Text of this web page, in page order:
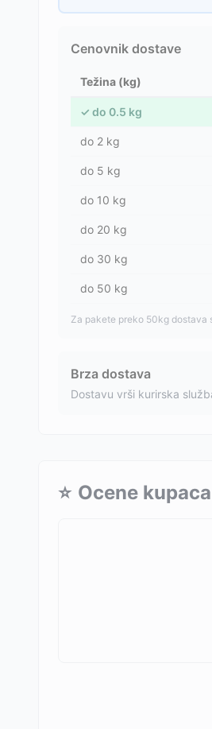
Cenovnik dostave
Težina (kg)
✓ do 0.5 kg
do 2 kg
do 5 kg
do 10 kg
do 20 kg
do 30 kg
do 50 kg
Za pakete preko 50kg dostava
Brza dostava
Dostavu vrši kurirska
⭐ Ocene kupaca